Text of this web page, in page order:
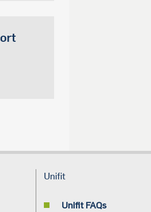
Unifit
Unifit FAQs